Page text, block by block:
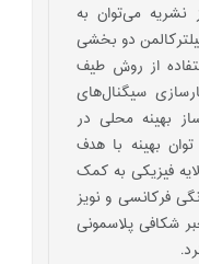
نشریه می‌توان به
دو بخشی
از روش طیف
سیگنال‌های
بهینه محلی در
بهینه با هدف
فیزیکی به کمک
فرکانسی و نویز
شکافی پلاسمونی